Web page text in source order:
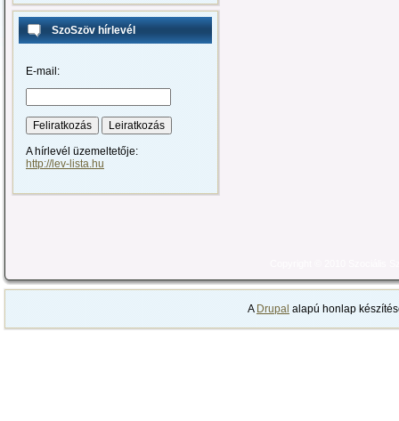
SzoSzöv hírlevél
E-mail:
A hírlevél üzemeltetője:
http://lev-lista.hu
A Drupal alapú honlap